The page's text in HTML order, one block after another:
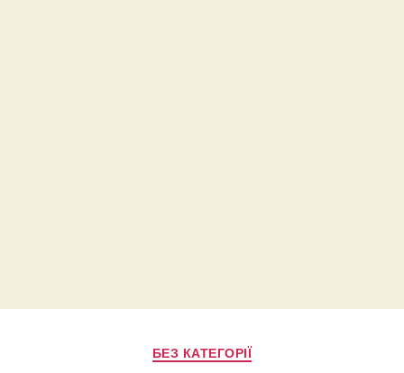
Категорії
БЕЗ КАТЕГОРІЇ